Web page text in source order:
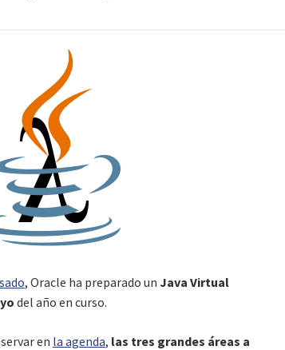
, Oracle ha preparado un Java Virtual
del año en curso.
en la agenda, las tres grandes áreas a